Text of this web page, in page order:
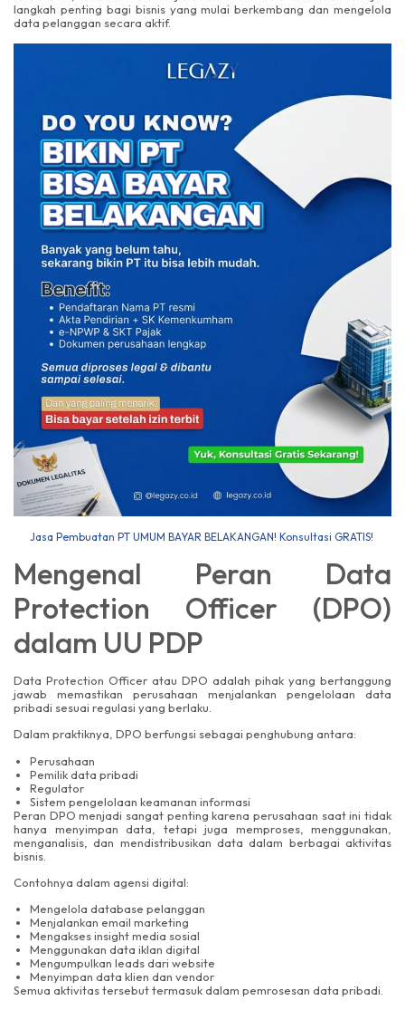
langkah penting bagi bisnis yang mulai berkembang dan mengelola
data pelanggan secara aktif.
Jasa Pembuatan PT UMUM BAYAR BELAKANGAN! Konsultasi GRATIS!
Mengenal Peran Data
Protection Officer (DPO)
dalam UU PDP
Data Protection Officer atau DPO adalah pihak yang bertanggung
jawab memastikan perusahaan menjalankan pengelolaan data
pribadi sesuai regulasi yang berlaku.
Dalam praktiknya, DPO berfungsi sebagai penghubung antara:
Perusahaan
Pemilik data pribadi
Regulator
Sistem pengelolaan keamanan informasi
Peran DPO menjadi sangat penting karena perusahaan saat ini tidak
hanya menyimpan data, tetapi juga memproses, menggunakan,
menganalisis, dan mendistribusikan data dalam berbagai aktivitas
bisnis.
Contohnya dalam agensi digital:
Mengelola database pelanggan
Menjalankan email marketing
Mengakses insight media sosial
Menggunakan data iklan digital
Mengumpulkan leads dari website
Menyimpan data klien dan vendor
Semua aktivitas tersebut termasuk dalam pemrosesan data pribadi.